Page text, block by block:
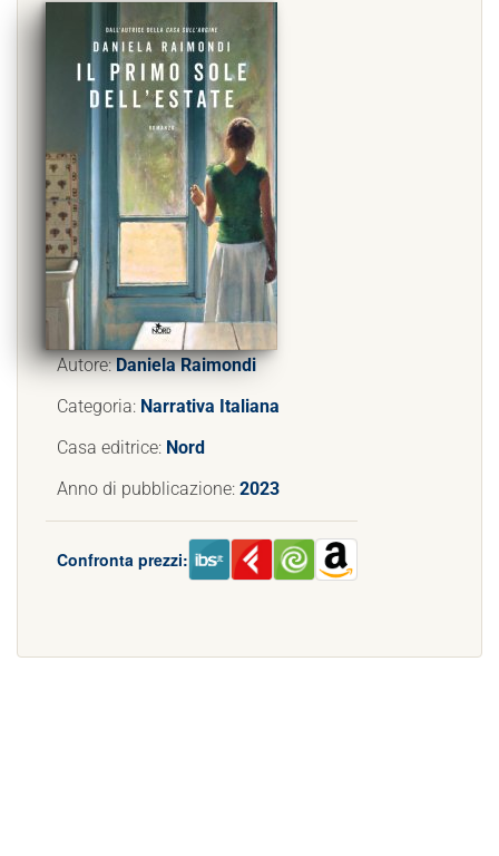
Autore:Daniela Raimondi
Categoria: Narrativa Italiana
Casa editrice: Nord
Anno di pubblicazione: 2023
Confronta prezzi: